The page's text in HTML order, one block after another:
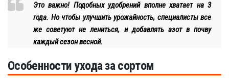
Это важно! Подобных удобрений вполне хватает на 3
года. Но чтобы улучшить урожайность, специалисты все
же советуют не лениться, и добавлять азот в почву
каждый сезон весной.
Особенности ухода за сортом